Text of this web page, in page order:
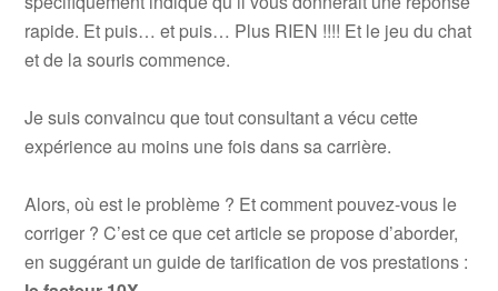
rapide. Et puis… et puis… Plus RIEN !!!! Et le jeu du chat
et de la souris commence.
Je suis convaincu que tout consultant a vécu cette
expérience au moins une fois dans sa carrière.
Alors, où est le problème ? Et comment pouvez-vous le
corriger ? C’est ce que cet article se propose d’aborder,
en suggérant un guide de tarification de vos prestations :